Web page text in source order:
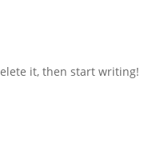
it, then start writing!